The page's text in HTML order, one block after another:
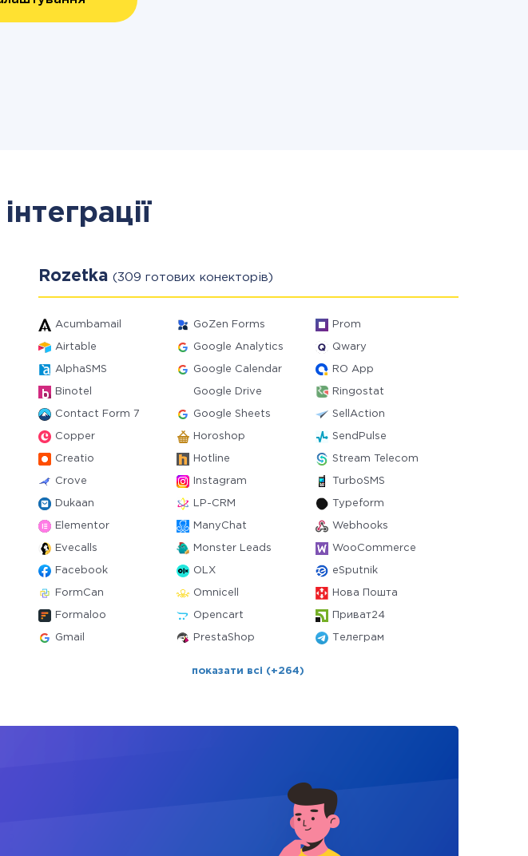
Rozetka (309 готових конекторів)
Acumbamail GoZen Forms Prom
Airtable Google Analytics Qwary
AlphaSMS Google Calendar RO App
Binotel Google Drive Ringostat
Contact Form 7 Google Sheets SellAction
Copper Horoshop SendPulse
Creatio Hotline Stream Telecom
Crove Instagram TurboSMS
Dukaan LP-CRM Typeform
Elementor ManyChat Webhooks
Evecalls Monster Leads WooCommerce
Facebook OLX eSputnik
FormCan Omnicell Нова Пошта
Formaloo Opencart Приват24
Gmail PrestaShop Телеграм
показати всі (+264)